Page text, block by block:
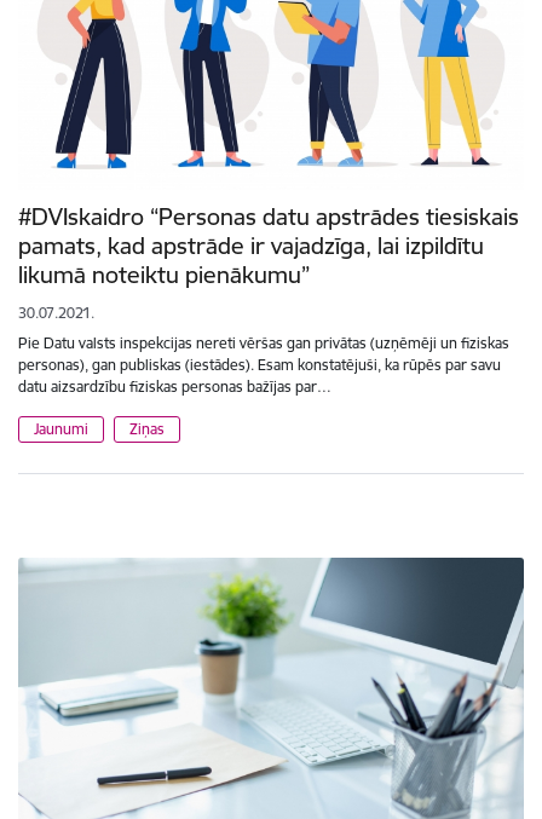
#DVIskaidro “Personas datu apstrādes tiesiskais
pamats, kad apstrāde ir vajadzīga, lai izpildītu
likumā noteiktu pienākumu”
30.07.2021.
Pie Datu valsts inspekcijas nereti vēršas gan privātas (uzņēmēji un fiziskas
personas), gan publiskas (iestādes). Esam konstatējuši, ka rūpēs par savu
datu aizsardzību fiziskas personas bažījas par…
Jaunumi Ziņas